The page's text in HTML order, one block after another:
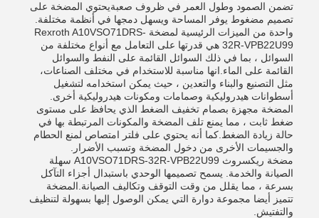
تضمن الصمود وطول العمر في ظروف صعبةيحتوي المضخة على
تصميم مضغوط يوفر المساحة ويسهل دمجها في أنظمة مختلفة.
واحدة من الميزات الرئيسية لمضخة Rexroth A10VSO71DRS-
32R-VPB22U99 هي قدرتها على التعامل مع أنواع مختلفة من
السوائل ، بما في ذلك السوائل القائمة على النفط والسوائل
القائمة على الماء.انها مناسبة للاستخدام في مختلف الصناعات،
مثل التصنيع والبناء والتعدين ، حيث يمكن استخدامه لتشغيل
أسطوانات هيدروليكية وصمامات ومكونات هيدروليكية أخرى.
المضخة مجهزة بصمام تخفيف الضغط الذي يحافظ على مستوى
ضغط ثابت ، مما يمنع تلف المضخة والمكونات المرتبطة بها في
حالة زيادة الضغط.كما أنه يحتوي على فلتر امتصاص لمنع الحطام
والجسيمات الأخرى من دخول المضخة وتسبب الأضرار.
مضخة ريكسروث A10VSO71DRS-32R-VPB22U99 سهلة
الصيانة والخدمة. يسمح تصميمها الوحدي باستبدال أجزاء التآكل
بسرعة ، مما يقلل من وقت التوقف وتكاليف الصيانة.المضخة
تتميز أيضا مجموعة دوارة التي يمكن الوصول إليها بسهولة لتنظيف
والتفتيش.